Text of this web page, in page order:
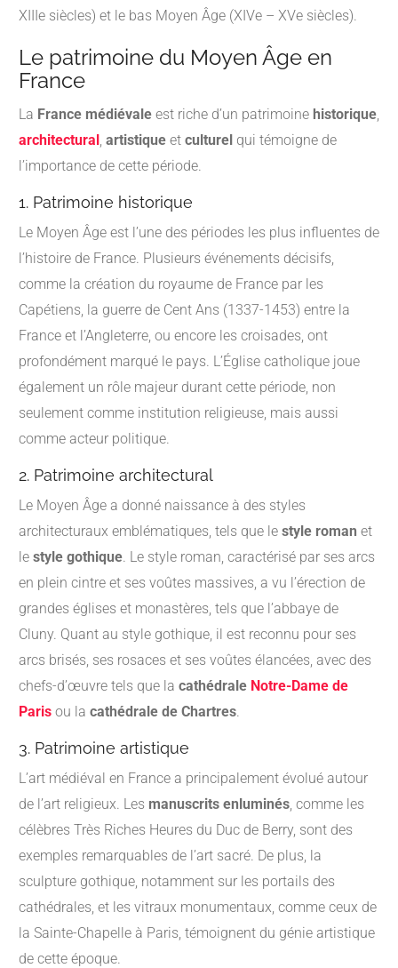
XIIIe siècles) et le bas Moyen Âge (XIVe – XVe siècles).
Le patrimoine du Moyen Âge en
France
La France médiévale est riche d’un patrimoine historique
architectural artistique et culturel qui témoigne de
l’importance de cette période.
1. Patrimoine historique
Le Moyen Âge est l’une des périodes les plus influentes de
l’histoire de France. Plusieurs événements décisifs,
comme la création du royaume de France par les
Capétiens, la guerre de Cent Ans (1337-1453) entre la
France et l’Angleterre, ou encore les croisades, ont
profondément marqué le pays. L’Église catholique joue
également un rôle majeur durant cette période, non
seulement comme institution religieuse, mais aussi
comme acteur politique.
2. Patrimoine architectural
Le Moyen Âge a donné naissance à des styles
architecturaux emblématiques, tels que le style roman et
le style gothique . Le style roman, caractérisé par ses arcs
en plein cintre et ses voûtes massives, a vu l’érection de
grandes églises et monastères, tels que l’abbaye de
Cluny. Quant au style gothique, il est reconnu pour ses
arcs brisés, ses rosaces et ses voûtes élancées, avec des
chefs-d’œuvre tels que la cathédrale Notre-Dame de
Paris ou la cathédrale de Chartres
3. Patrimoine artistique
L’art médiéval en France a principalement évolué autour
de l’art religieux. Les manuscrits enluminés , comme les
célèbres Très Riches Heures du Duc de Berry, sont des
exemples remarquables de l’art sacré. De plus, la
sculpture gothique, notamment sur les portails des
cathédrales, et les vitraux monumentaux, comme ceux de
la Sainte-Chapelle à Paris, témoignent du génie artistique
de cette époque.